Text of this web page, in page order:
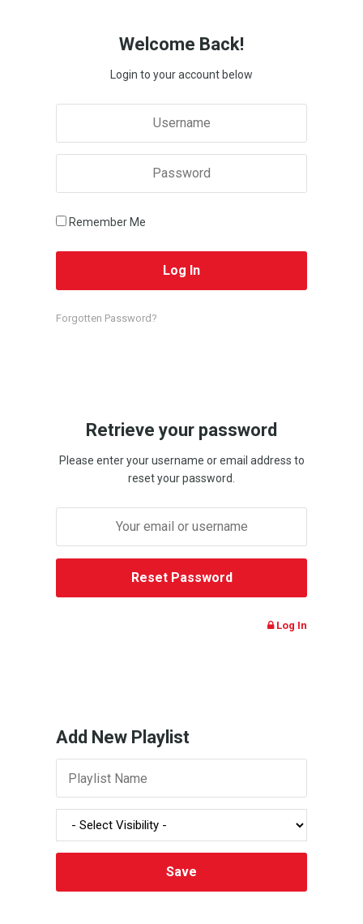
Welcome Back!
Login to your account below
Remember Me
Forgotten Password?
Retrieve your password
Please enter your username or email address to
reset your password.
Log In
Add New Playlist